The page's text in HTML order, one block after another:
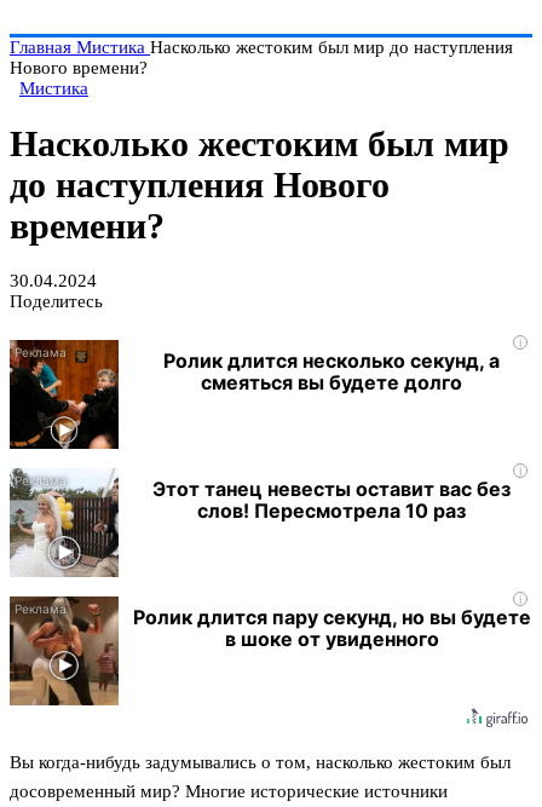
Главная Мистика Насколько жестоким был мир до наступления
Нового времени?
Мистика
Насколько жестоким был мир
до наступления Нового
времени?
30.04.2024
Поделитесь
i
Ролик длится несколько секунд, а
смеяться вы будете долго
i
Этот танец невесты оставит вас без
слов! Пересмотрела 10 раз
i
Ролик длится пару секунд, но вы будете
в шоке от увиденного
Вы когда-нибудь задумывались о том, насколько жестоким был
досовременный мир? Многие исторические источники